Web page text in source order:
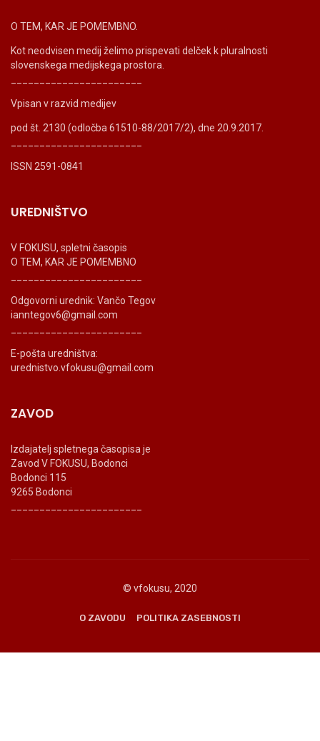
O TEM, KAR JE POMEMBNO.
Kot neodvisen medij želimo prispevati delček k pluralnosti
slovenskega medijskega prostora.
Vpisan v razvid medijev
pod št. 2130 (odločba 61510-88/2017/2), dne 20.9.2017.
ISSN 2591-0841
UREDNIŠTVO
V FOKUSU, spletni časopis
O TEM, KAR JE POMEMBNO
Odgovorni urednik: Vančo Tegov
ianntegov6@gmail.com
E-pošta uredništva:
urednistvo.vfokusu@gmail.com
ZAVOD
Izdajatelj spletnega časopisa je
Zavod V FOKUSU, Bodonci
Bodonci 115
9265 Bodonci
© vfokusu, 2020
O ZAVODU POLITIKA ZASEBNOSTI